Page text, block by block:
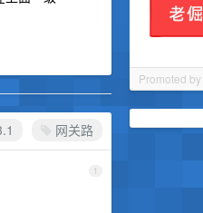
Promoted by
网关路
1